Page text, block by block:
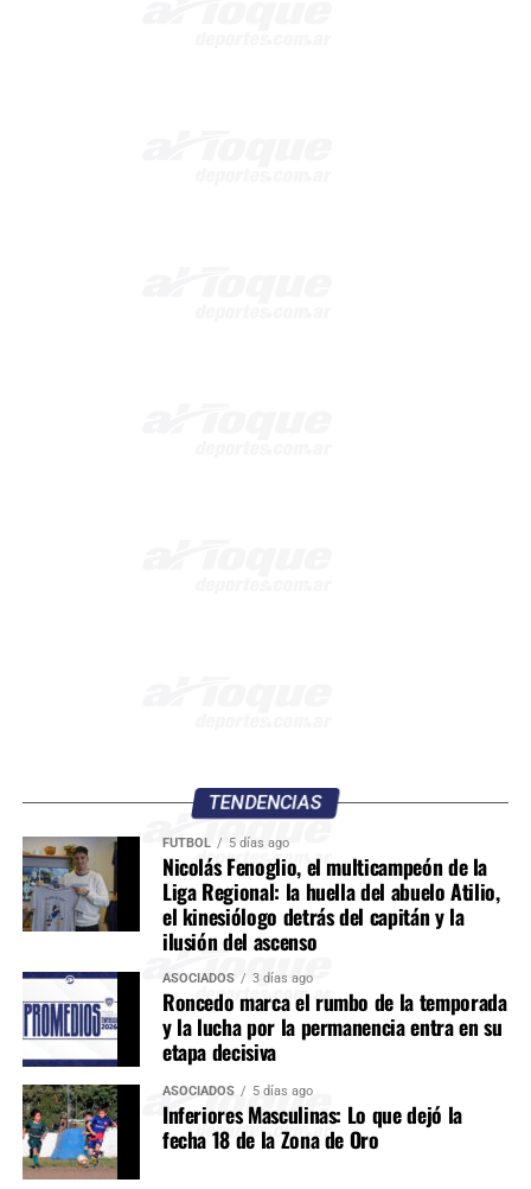
TENDENCIAS
FÚTBOL 5 días ago
Nicolás Fenoglio, el multicampeón de la
Liga Regional: la huella del abuelo Atilio,
el kinesiólogo detrás del capitán y la
ilusión del ascenso
ASOCIADOS 3 días ago
Roncedo marca el rumbo de la temporada
y la lucha por la permanencia entra en su
etapa decisiva
ASOCIADOS 5 días ago
Inferiores Masculinas: Lo que dejó la
fecha 18 de la Zona de Oro